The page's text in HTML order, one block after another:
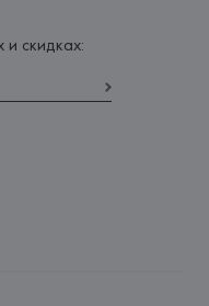
и скидках: